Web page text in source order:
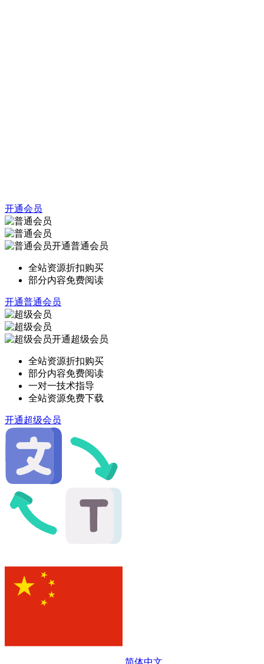
开通会员
开通普通会员
全站资源折扣购买
部分内容免费阅读
开通普通会员
开通超级会员
全站资源折扣购买
部分内容免费阅读
一对一技术指导
全站资源免费下载
开通超级会员
简体中文